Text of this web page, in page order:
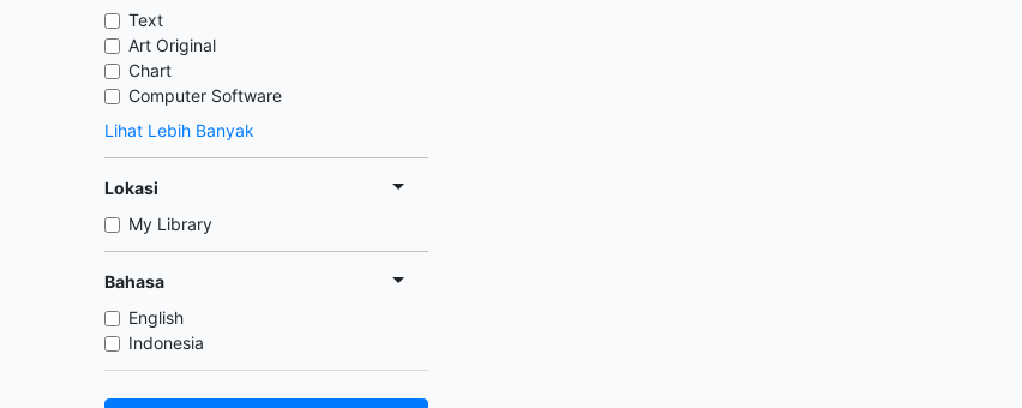
Text
Art Original
Chart
Computer Software
Lihat Lebih Banyak
Lokasi
My Library
Bahasa
English
Indonesia